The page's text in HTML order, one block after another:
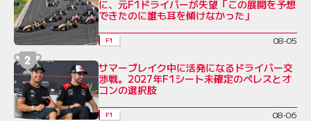
に、元F1ドライバーが失望「この展開を予想
できたのに誰も耳を傾けなかった」
F1 08-05
サマーブレイク中に活発になるドライバー交
渉戦。2027年F1シート未確定のペレスとオ
コンの選択肢
F1 08-06